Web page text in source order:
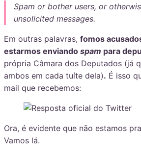
Spam or bother users, or
unsolicited messages.
Em outras palavras, fomos
estarmos enviando spam para
própria Câmara dos Deputados (já
ambos em cada tuíte dela). É isso
mail que recebemos:
Ora, é evidente que não estamos
Vamos lá.